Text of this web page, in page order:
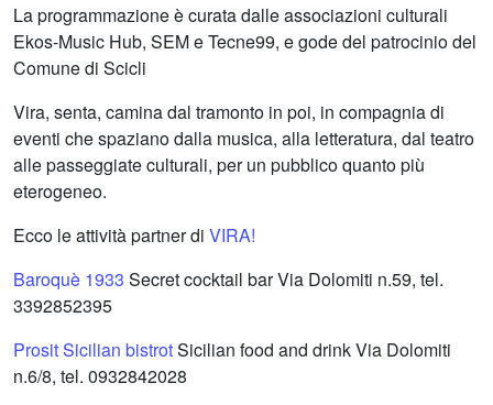
La programmazione è curata dalle associazioni culturali
Ekos-Music Hub, SEM e Tecne99, e gode del patrocinio del
Comune di Scicli
Vira, senta, camina dal tramonto in poi, in compagnia di
eventi che spaziano dalla musica, alla letteratura, dal teatro
alle passeggiate culturali, per un pubblico quanto più
eterogeneo.
Ecco le attività partner di VIRA!
Baroquè 1933 Secret cocktail bar Via Dolomiti n.59, tel.
3392852395
Prosit Sicilian bistrotSicilian food and drink Via Dolomiti
n.6/8, tel. 0932842028